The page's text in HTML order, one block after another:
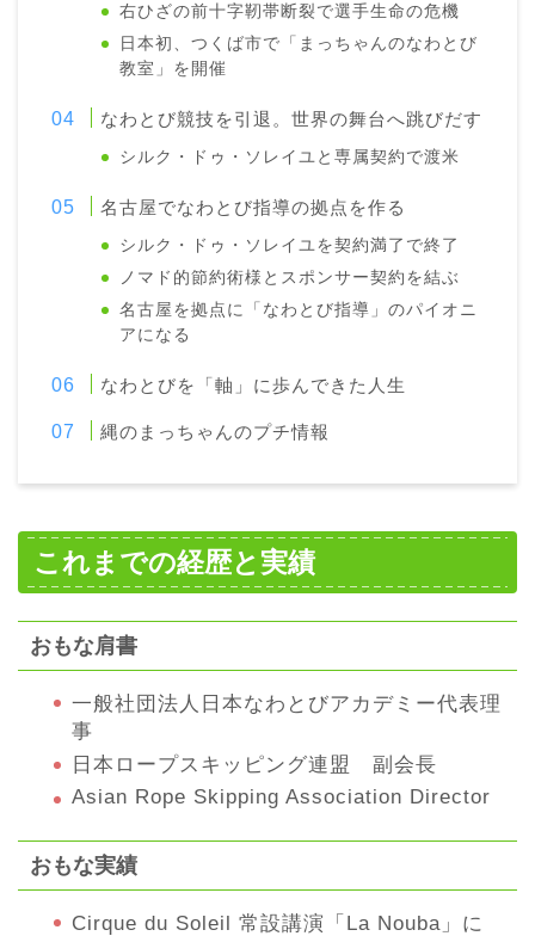
右ひざの前十字靭帯断裂で選手生命の危機
日本初、つくば市で「まっちゃんのなわとび
教室」を開催
なわとび競技を引退。世界の舞台へ跳びだす
シルク・ドゥ・ソレイユと専属契約で渡米
名古屋でなわとび指導の拠点を作る
シルク・ドゥ・ソレイユを契約満了で終了
ノマド的節約術様とスポンサー契約を結ぶ
名古屋を拠点に「なわとび指導」のパイオニ
アになる
なわとびを「軸」に歩んできた人生
縄のまっちゃんのプチ情報
これまでの経歴と実績
おもな肩書
一般社団法人日本なわとびアカデミー代表理
事
日本ロープスキッピング連盟 副会長
Asian Rope Skipping Association Director
おもな実績
Cirque du Soleil 常設講演「La Nouba」に